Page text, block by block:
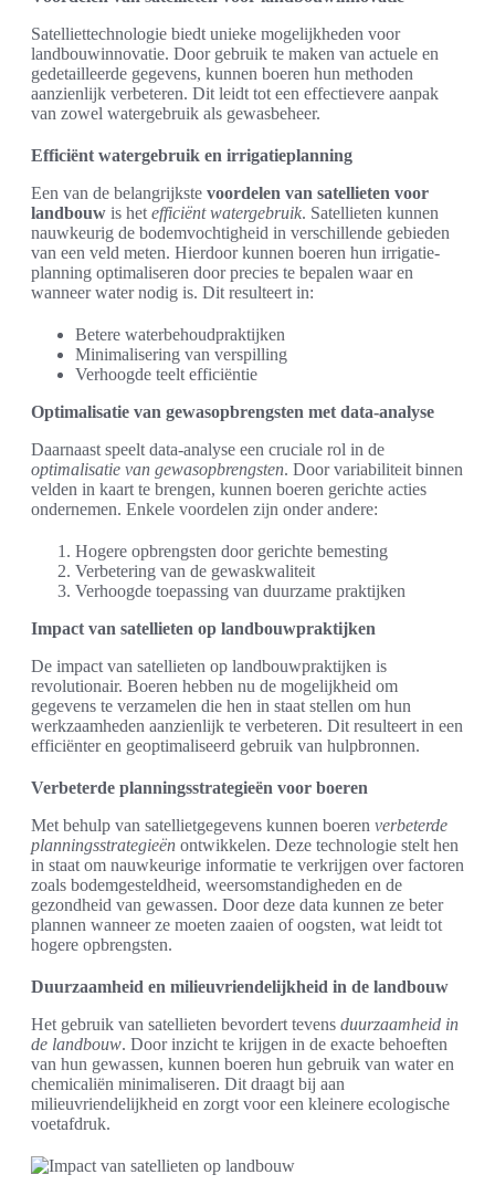
Satelliettechnologie biedt unieke mogelijkheden voor
landbouwinnovatie. Door gebruik te maken van actuele en
gedetailleerde gegevens, kunnen boeren hun methoden
aanzienlijk verbeteren. Dit leidt tot een effectievere aanpak
van zowel watergebruik als gewasbeheer.
Efficiënt watergebruik en irrigatieplanning
Een van de belangrijkste voordelen van satellieten voor
landbouw is het efficiënt watergebruik. Satellieten kunnen
nauwkeurig de bodemvochtigheid in verschillende gebieden
van een veld meten. Hierdoor kunnen boeren hun irrigatie-
planning optimaliseren door precies te bepalen waar en
wanneer water nodig is. Dit resulteert in:
Betere waterbehoudpraktijken
Minimalisering van verspilling
Verhoogde teelt efficiëntie
Optimalisatie van gewasopbrengsten met data-analyse
Daarnaast speelt data-analyse een cruciale rol in de
optimalisatie van gewasopbrengsten. Door variabiliteit binnen
velden in kaart te brengen, kunnen boeren gerichte acties
ondernemen. Enkele voordelen zijn onder andere:
Hogere opbrengsten door gerichte bemesting
Verbetering van de gewaskwaliteit
Verhoogde toepassing van duurzame praktijken
Impact van satellieten op landbouwpraktijken
De impact van satellieten op landbouwpraktijken is
revolutionair. Boeren hebben nu de mogelijkheid om
gegevens te verzamelen die hen in staat stellen om hun
werkzaamheden aanzienlijk te verbeteren. Dit resulteert in een
efficiënter en geoptimaliseerd gebruik van hulpbronnen.
Verbeterde planningsstrategieën voor boeren
Met behulp van satellietgegevens kunnen boeren verbeterde
planningsstrategieën ontwikkelen. Deze technologie stelt hen
in staat om nauwkeurige informatie te verkrijgen over factoren
zoals bodemgesteldheid, weersomstandigheden en de
gezondheid van gewassen. Door deze data kunnen ze beter
plannen wanneer ze moeten zaaien of oogsten, wat leidt tot
hogere opbrengsten.
Duurzaamheid en milieuvriendelijkheid in de landbouw
Het gebruik van satellieten bevordert tevens duurzaamheid in
de landbouw. Door inzicht te krijgen in de exacte behoeften
van hun gewassen, kunnen boeren hun gebruik van water en
chemicaliën minimaliseren. Dit draagt bij aan
milieuvriendelijkheid en zorgt voor een kleinere ecologische
voetafdruk.